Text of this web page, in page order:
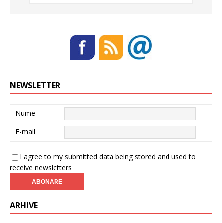
NEWSLETTER
Nume
E-mail
I agree to my submitted data being stored and used to
receive newsletters
ARHIVE